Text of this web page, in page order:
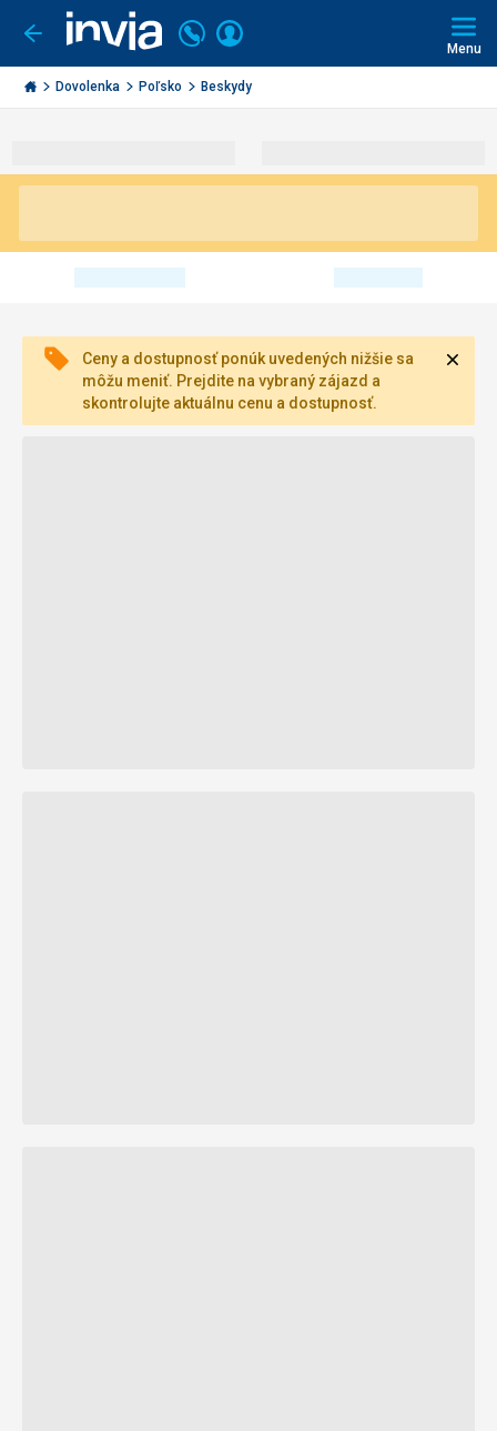
Ísť
späť
Invia.sk
Volajte
+421
2
3221
Prihlásiť
Menu
Dovolenka Poľsko Beskydy
Ceny a dostupnosť ponúk uvedených nižšie sa
môžu meniť. Prejdite na vybraný zájazd a
skontrolujte aktuálnu cenu a dostupnosť.